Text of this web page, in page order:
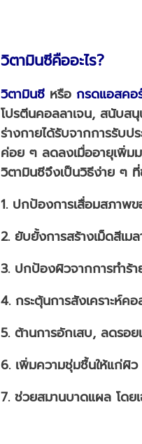
วิตามินซีคืออะไร?
วิตามินซี หรือ กรดแอสคอ
โปรตีนคอลลาเจน, สนับส
ร่างกายได้รับจากการรับ
ค่อย ๆ ลดลงเมื่ออายุเพิ่ม
วิตามินซีจึงเป็นวิธีง่าย ๆ
1. ปกป้องการเสื่อมสภาพ
2. ยับยั้งการสร้างเม็ดสีเ
3. ปกป้องผิวจากการทำร้
4. กระตุ้นการสังเคราะห์ค
5. ต้านการอักเสบ, ลดรอ
6. เพิ่มความชุ่มชื้นให้แก่ผิว
7. ช่วยสมานบาดแผล โดย